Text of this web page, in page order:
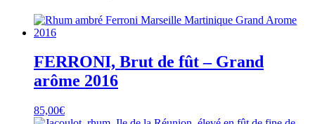
FERRONI, Brut de fût – Grand
arôme 2016
85,00€